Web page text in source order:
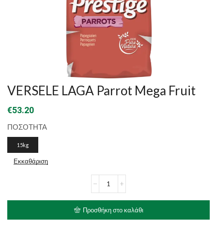
VERSELE LAGA Parrot Mega Fruit
€53.20
ΠΟΣΟΤΗΤΑ
15kg
Εκκαθάριση
Fruit
ποσότητα
Προσθήκη στο καλάθι